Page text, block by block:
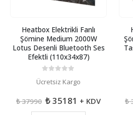
Heatbox Elektrikli Fanlı
Şömine Medium 2000W
Lotus Desenli Bluetooth Ses
Efektli (110x34x87)
Ücretsiz Kargo
₺37990 Orijinal
₺35181 Şu
+ KDV ₺